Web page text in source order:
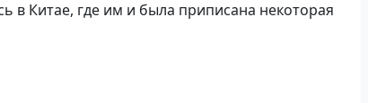
в Китае, где им и была приписана некоторая